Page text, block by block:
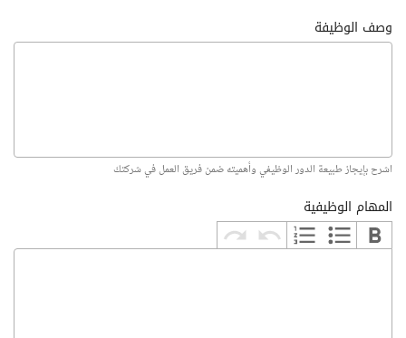
وصف الوظيفة
اشرح بإيجاز طبيعة الدور الوظيفي وأهميته ضمن فريق العمل في شركتك
المهام الوظيفية